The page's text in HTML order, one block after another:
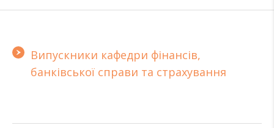
Випускники кафедри фінансів,
банківської справи та страхування